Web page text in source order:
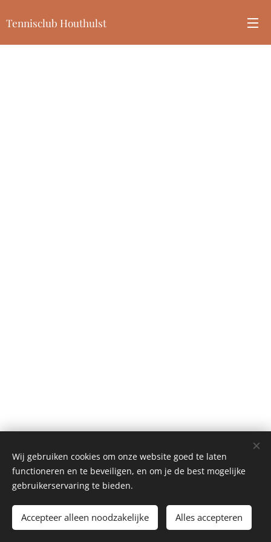
Tennisclub Houthulst
©2026Tennisclub Houthulst.Alle rechten voorbehouden.
Cookies
Wij gebruiken cookies om onze website goed te laten
functioneren en te beveiligen, en om je de best mogelijke
gebruikerservaring te bieden.
Accepteer alleen noodzakelijke Alles accepteren